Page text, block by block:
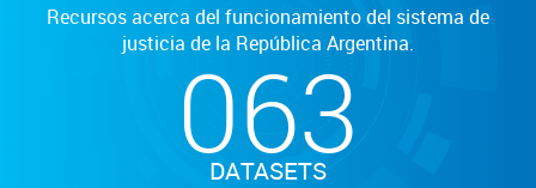
Recursos acerca del funcionamiento del sistema de
justicia de la República Argentina.
063
DATASETS